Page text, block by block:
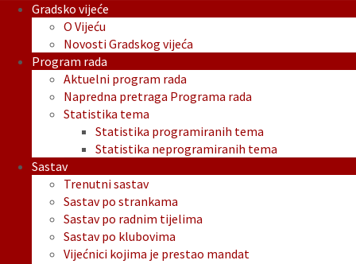
Gradsko vijeće
O Vijeću
Novosti Gradskog vijeća
Program rada
Aktuelni program rada
Napredna pretraga Programa rada
Statistika tema
Statistika programiranih tema
Statistika neprogramiranih tema
Sastav
Trenutni sastav
Sastav po strankama
Sastav po radnim tijelima
Sastav po klubovima
Vijećnici kojima je prestao mandat